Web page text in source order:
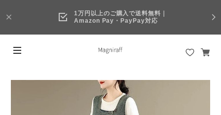
1万円以上のご購入で送料無料｜
Amazon Pay・PayPay対応